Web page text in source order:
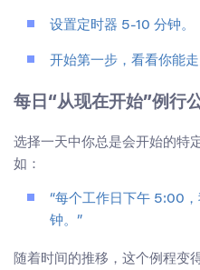
设置定时器 5-10 分钟。
开始第一步，看看你能走
每日“从现在开始”例行
选择一天中你总是会开始的特
如：
“每个工作日下午 5:00
钟。”
随着时间的推移，这个例程变